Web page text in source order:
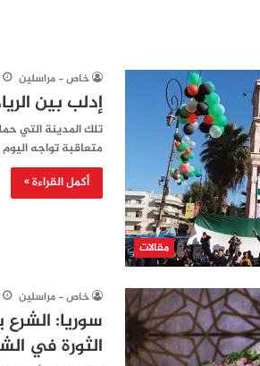
مقالات
خاص - مراسلين
إدلب بين
تلك المدينة التي
متعاقبة تواجه
أكمل القراءة »
خاص - مراسلين
سوريا:
الثورة في